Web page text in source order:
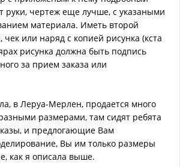
руки, чертеж еще лучше, с указаными
материала. Иметь второй
чек или наряд с копией рисунка (кста
рисунка должна быть подпись
за прием заказа или
в Леруа-Мерлен, продается много
размерами, там сидят ребята
и предлогающие Вам
Вы им только размеры
как я описала выше.